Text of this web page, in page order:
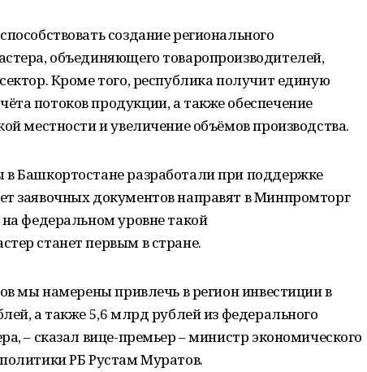
создание регионального
объединяющего товаропроизводителей,
Кроме того, республика получит единую
потоков продукции, а также обеспечение
местности и увеличение объёмов производства.
Башкортостане разработали при поддержке
заявочных документов направят в Минпромторг
федеральном уровне такой
станет первым в стране.
мы намерены привлечь в регион инвестиции в
а также 5,6 млрд рублей из федерального
– сказал вице-премьер – министр экономического
РБ Рустам Муратов.